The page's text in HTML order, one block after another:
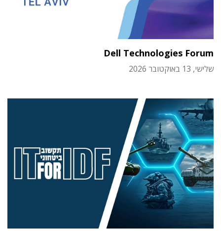
Dell Technologies Forum
שלישי, 13 באוקטובר 2026